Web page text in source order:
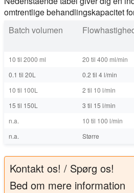
omtrentlige behandlingskapacitet
Batch volumen
10 til 2000 ml 20 til 400 ml/min
0.1 til 20L
0.2 til 4 l/min
10 til 100L
2 til 10 l/min
15 til 150L
3 til 15 l/min
n.a.
10 til 100 l/min
n.a.
Større
Kontakt os! / Spørg os!
Bed om mere information